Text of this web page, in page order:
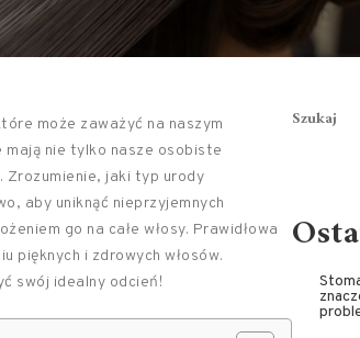
może zaważyć na naszym
mają nie tylko nasze osobiste
Zrozumienie, jaki typ urody
aby uniknąć nieprzyjemnych
go na całe włosy. Prawidłowa
pięknych i zdrowych włosów.
swój idealny odcień!
Szukaj